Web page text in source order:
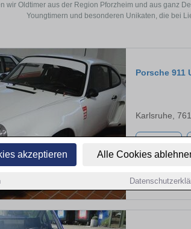
akzeptieren Alle Cookies
wir Oldtimer aus der Region Pforzheim und aus ganz
Youngtimern und besonderen Unikaten, die bei
Porsche 911
Karlsruhe,